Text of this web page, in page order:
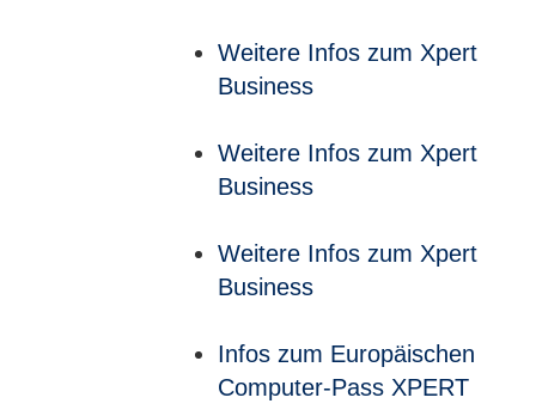
Weitere Infos zum Xpert
Business
Weitere Infos zum Xpert
Business
Weitere Infos zum Xpert
Business
Infos zum Europäischen
Computer-Pass XPERT